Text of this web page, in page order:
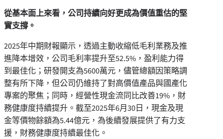
從基本面上來看，公司持續向好更成為價值重估的堅
實支撐。
2025年中期財報顯示，透過主動收縮低毛利業務及推
進降本增效，公司毛利率提升至52.5%，盈利能力得
到最佳化；研發開支為5600萬元，儘管總額因策略調
整有所下降，但公司仍維持了對高價值產品與國產化
專案的聚焦；同時，經營性現金流同比改善19%，財
務健康度持續提升。截至2025年6月30日，現金及現
金等價物餘額為5.44億元，為後續發展提供了有力支
援，財務健康度持續最佳化。